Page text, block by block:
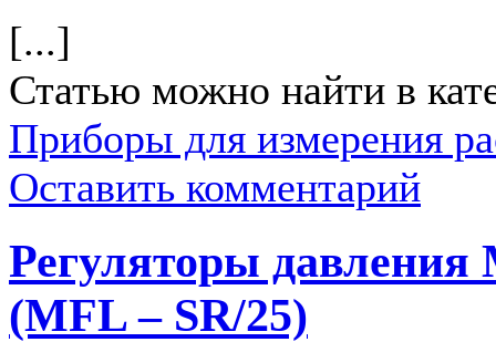
[...]
Статью можно найти в
Приборы для измерения
Оставить комментарий
Регуляторы давления
(MFL – SR/25)